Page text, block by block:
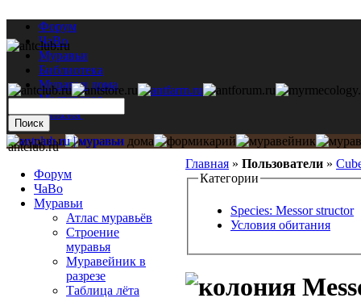
Форум
ЧаВо
Муравьи
Библиотека
Муравьи дома
Мастерская
Каталог
Главная » Пользователи »
Категории
Species: Messor structor
Условия обитания
antclub.ru
Форум
ЧаВо
Муравьи
Атлас муравьёв
Строение
муравья
Муравейник в
разрезе
Таблица лёта